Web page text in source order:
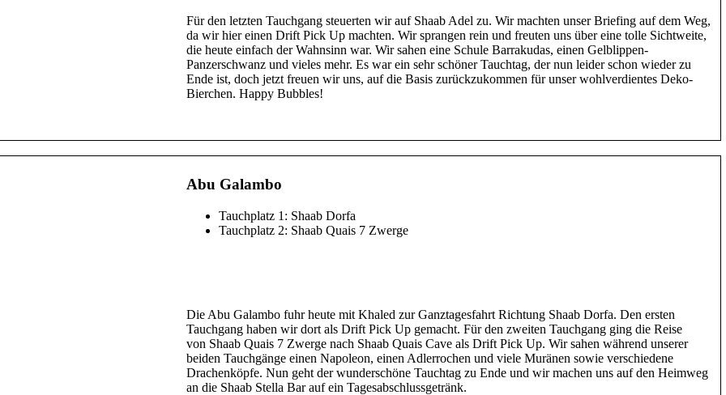
Für den letzten Tauchgang steuerten wir auf Shaab Adel zu. Wir machten unser Briefing auf dem Weg,
da wir hier einen Drift Pick Up machten. Wir sprangen rein und freuten uns über eine tolle Sichtweite,
die heute einfach der Wahnsinn war. Wir sahen eine Schule Barrakudas, einen Gelblippen-
Panzerschwanz und vieles mehr. Es war ein sehr schöner Tauchtag, der nun leider schon wieder zu
Ende ist, doch jetzt freuen wir uns, auf die Basis zurückzukommen für unser wohlverdientes Deko-
Bierchen. Happy Bubbles!
Abu Galambo
Tauchplatz 1: Shaab Dorfa
Tauchplatz 2: Shaab Quais 7 Zwerge
Die Abu Galambo fuhr heute mit Khaled zur Ganztagesfahrt Richtung Shaab Dorfa. Den ersten
Tauchgang haben wir dort als Drift Pick Up gemacht. Für den zweiten Tauchgang ging die Reise
von Shaab Quais 7 Zwerge nach Shaab Quais Cave als Drift Pick Up. Wir sahen während unserer
beiden Tauchgänge einen Napoleon, einen Adlerrochen und viele Muränen sowie verschiedene
Drachenköpfe. Nun geht der wunderschöne Tauchtag zu Ende und wir machen uns auf den Heimweg
an die Shaab Stella Bar auf ein Tagesabschlussgetränk.